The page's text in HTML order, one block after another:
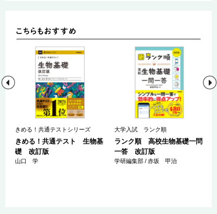
きめる！共通テストシリーズ
きめる！共通テスト 生物基
礎 改訂版
山口 学
大学入試 ランク順
ランク順 高校生物基礎一問
一答 改訂版
学研編集部 / 赤坂 甲治